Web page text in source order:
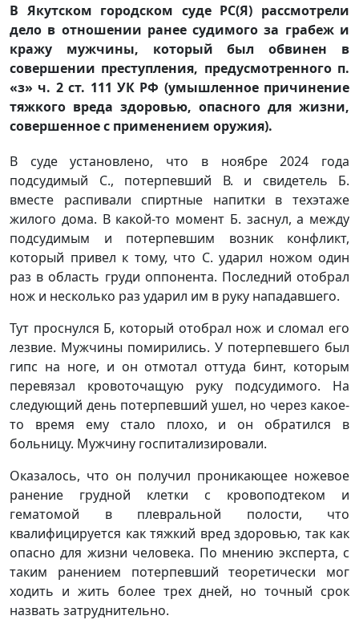
В Якутском городском суде РС(Я) рассмотрели
дело в отношении ранее судимого за грабеж и
кражу мужчины, который был обвинен в
совершении преступления, предусмотренного п.
«з» ч. 2 ст. 111 УК РФ (умышленное причинение
тяжкого вреда здоровью, опасного для жизни,
совершенное с применением оружия).
В суде установлено, что в ноябре 2024 года
подсудимый С., потерпевший В. и свидетель Б.
вместе распивали спиртные напитки в техэтаже
жилого дома. В какой-то момент Б. заснул, а между
подсудимым и потерпевшим возник конфликт,
который привел к тому, что С. ударил ножом один
раз в область груди оппонента. Последний отобрал
нож и несколько раз ударил им в руку нападавшего.
Тут проснулся Б, который отобрал нож и сломал его
лезвие. Мужчины помирились. У потерпевшего был
гипс на ноге, и он отмотал оттуда бинт, которым
перевязал кровоточащую руку подсудимого. На
следующий день потерпевший ушел, но через какое-
то время ему стало плохо, и он обратился в
больницу. Мужчину госпитализировали.
Оказалось, что он получил проникающее ножевое
ранение грудной клетки с кровоподтеком и
гематомой в плевральной полости, что
квалифицируется как тяжкий вред здоровью, так как
опасно для жизни человека. По мнению эксперта, с
таким ранением потерпевший теоретически мог
ходить и жить более трех дней, но точный срок
назвать затруднительно.